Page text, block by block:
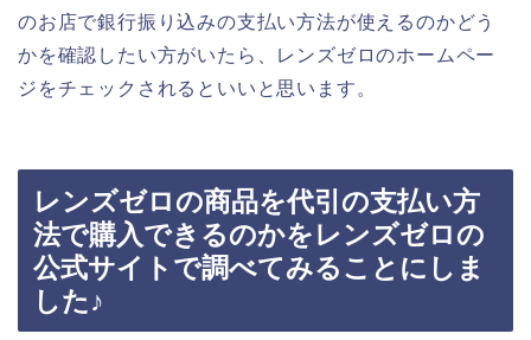
のお店で銀行振り込みの支払い方法が使えるのかどう
かを確認したい方がいたら、レンズゼロのホームペー
ジをチェックされるといいと思います。
レンズゼロの商品を代引の支払い方
法で購入できるのかをレンズゼロの
公式サイトで調べてみることにしま
した♪